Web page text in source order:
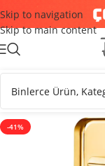
Skip to navigation
Skip to main content
-41%